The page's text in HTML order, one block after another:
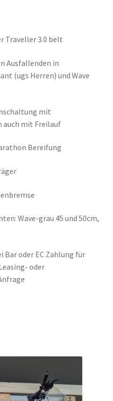
Traveller 3.0 belt
Ausfallenden in
(ugs Herren) und Wave
mit
auch mit Freilauf
Bereifung
Wave-grau 45 und 50cm,
oder EC Zahlung für
oder